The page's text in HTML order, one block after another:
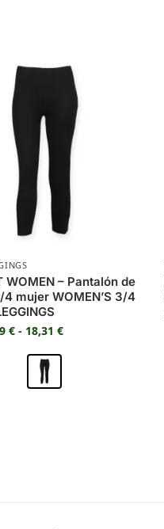
WOMEN – Pantalón de
mujer WOMEN’S 3/4
€ - 18,31 €